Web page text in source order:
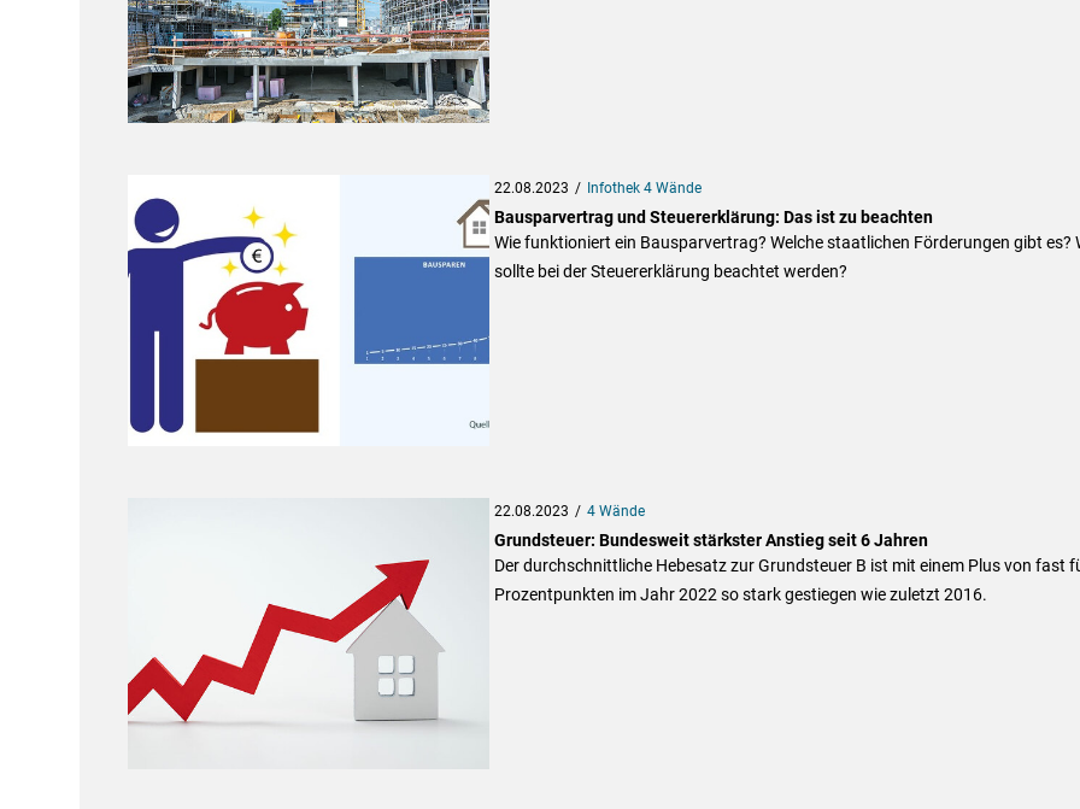
22.08.2023 Infothek 4 Wände
Bausparvertrag und Steuererklärung: Das ist zu beachten
Wie funktioniert ein Bausparvertrag? Welche staatlichen Förderungen gibt es?
sollte bei der Steuererklärung beachtet werden?
22.08.2023 4 Wände
Grundsteuer: Bundesweit stärkster Anstieg seit 6 Jahren
Der durchschnittliche Hebesatz zur Grundsteuer B ist mit einem Plus von fast
Prozentpunkten im Jahr 2022 so stark gestiegen wie zuletzt 2016.